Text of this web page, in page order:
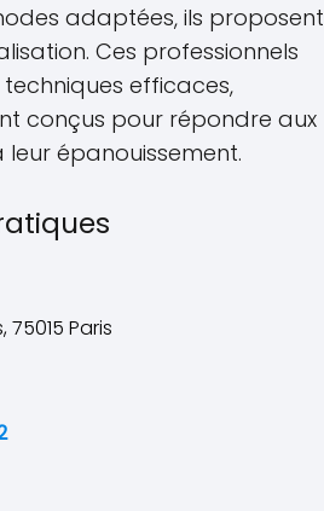
adaptées, ils proposent
Ces professionnels
efficaces,
conçus pour répondre aux
épanouissement.
75015 Paris